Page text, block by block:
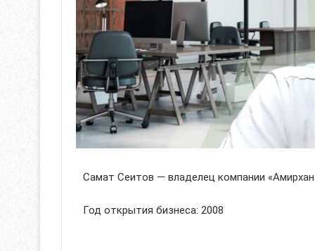
Самат Сеитов — владелец компании
Год открытия бизнеса: 2008